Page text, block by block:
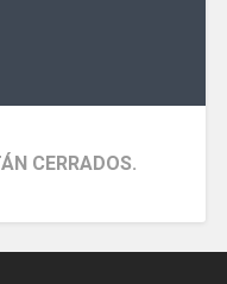
CERRADOS.